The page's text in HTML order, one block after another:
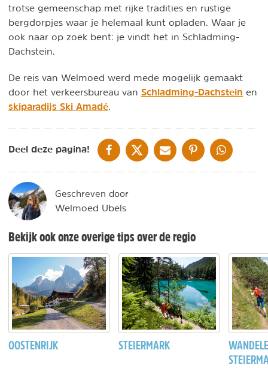
trotse gemeenschap met rijke tradities en rustige
bergdorpjes waar je helemaal kunt opladen. Waar je
ook naar op zoek bent: je vindt het in Schladming-
Dachstein.
De reis van Welmoed werd mede mogelijk gemaakt
door het verkeersbureau van Schladming-Dachstein en
skiparadijs Ski Amadé
Deel deze pagina! DELEN OP FACEBOOK
DELEN OP XDELEN VIA DE MAIL
DELEN OP PINTEREST
DELEN OP
Geschreven door
Welmoed Ubels
Bekijk ook onze overige tips over de regio
OOSTENRIJK STEIERMARK